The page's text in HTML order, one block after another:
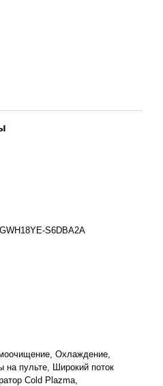
S6DBA2A
Охлаждение,
пульте, Широкий поток
Cold Plazma,